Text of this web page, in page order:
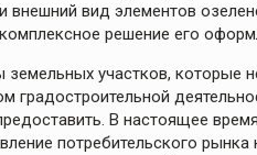
внешний вид элементов
решение его
участков, которые
градостроительной
В настоящее
потребительского